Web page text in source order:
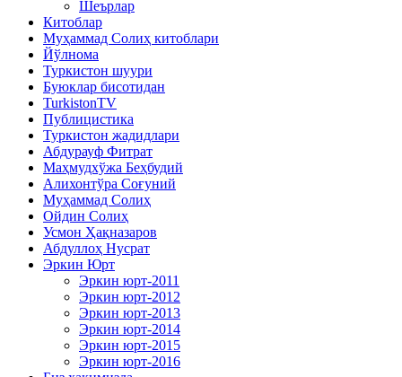
Шеърлар
Китоблар
Муҳаммад Солиҳ китоблари
Йўлнома
Туркистон шуури
Буюклар бисотидан
TurkistonTV
Публицистика
Туркистон жадидлари
Абдурауф Фитрат
Маҳмудхўжа Беҳбудий
Алихонтўра Соғуний
Муҳаммад Солиҳ
Ойдин Солиҳ
Усмон Ҳақназаров
Абдуллоҳ Нусрат
Эркин Юрт
Эркин юрт-2011
Эркин юрт-2012
Эркин юрт-2013
Эркин юрт-2014
Эркин юрт-2015
Эркин юрт-2016